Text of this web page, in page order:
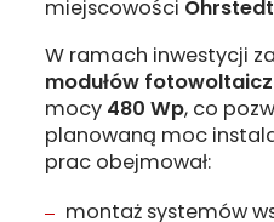
miejscowości Ohrstedt
W ramach inwestycji
modułów
mocy 480 Wp, co
planowaną moc
prac obejmował:
montaż systemów